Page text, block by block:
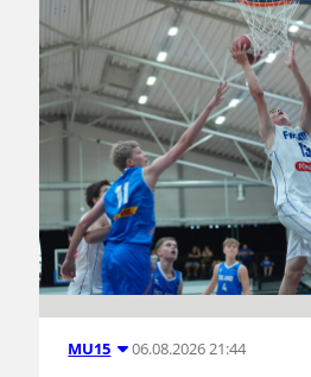
MU15 06.08.2026 21:44